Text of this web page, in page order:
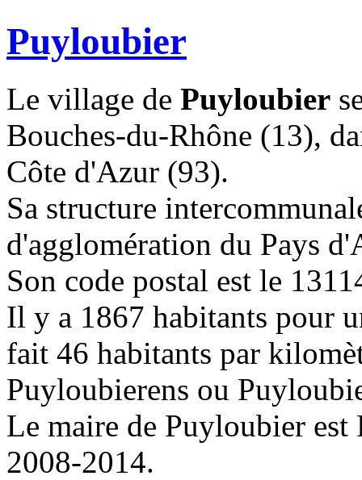
Puyloubier
Le village de Puyloubier
Bouches-du-Rhône (13),
Côte d'Azur (93).
Sa structure
d'agglomération du Pays
Son code postal est le
Il y a 1867 habitants pour
fait 46 habitants par
Puyloubierens ou
Le maire de Puyloubier
2008-2014.